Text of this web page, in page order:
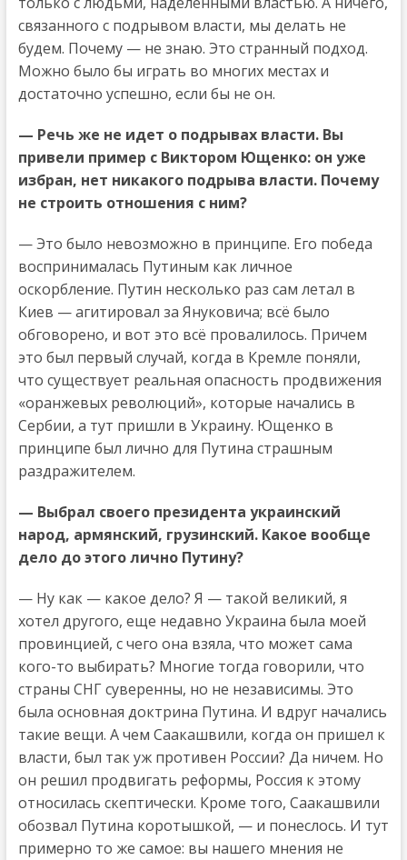
связанного с подрывом власти, мы делать не
будем. Почему — не знаю. Это странный подход.
Можно было бы играть во многих местах и
достаточно успешно, если бы не он.
— Речь же не идет о подрывах власти. Вы
привели пример с Виктором Ющенко: он уже
избран, нет никакого подрыва власти. Почему
не строить отношения с ним?
— Это было невозможно в принципе. Его победа
воспринималась Путиным как личное
оскорбление. Путин несколько раз сам летал в
Киев — агитировал за Януковича; всё было
обговорено, и вот это всё провалилось. Причем
это был первый случай, когда в Кремле поняли,
что существует реальная опасность продвижения
«оранжевых революций», которые начались в
Сербии, а тут пришли в Украину. Ющенко в
принципе был лично для Путина страшным
раздражителем.
— Выбрал своего президента украинский
народ, армянский, грузинский. Какое вообще
дело до этого лично Путину?
— Ну как — какое дело? Я — такой великий, я
хотел другого, еще недавно Украина была моей
провинцией, с чего она взяла, что может сама
кого-то выбирать? Многие тогда говорили, что
страны СНГ суверенны, но не независимы. Это
была основная доктрина Путина. И вдруг начались
такие вещи. А чем Саакашвили, когда он пришел к
власти, был так уж противен России? Да ничем. Но
он решил продвигать реформы, Россия к этому
относилась скептически. Кроме того, Саакашвили
обозвал Путина коротышкой, — и понеслось. И тут
примерно то же самое: вы нашего мнения не